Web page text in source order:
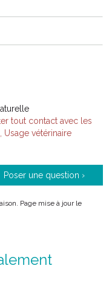
tout contact avec les
Usage vétérinaire
Poser une question ›
Page mise à jour le